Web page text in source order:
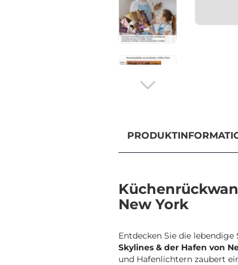
New York
Entdecken Sie die
Skylines & der Hafen von
und Hafenlichtern zaubert